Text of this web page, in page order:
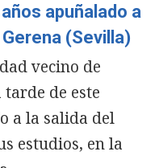
apuñalado a
(Sevilla)
vecino de
de este
a la salida del
estudios, en la